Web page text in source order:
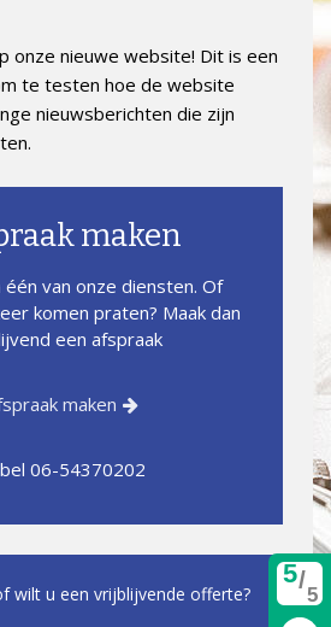
onze nieuwe website! Dit is een
te testen hoe de website
nieuwsberichten die zijn
maken
van onze diensten. Of
komen praten? Maak dan
een afspraak
maken
06-54370202
wilt u een vrijblijvende offerte?
5/
5